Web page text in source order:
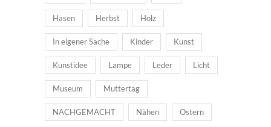
Hasen Herbst Holz
In eigener Sache Kinder Kunst
Kunstidee Lampe Leder Licht
Museum Muttertag
NACHGEMACHT Nähen Ostern